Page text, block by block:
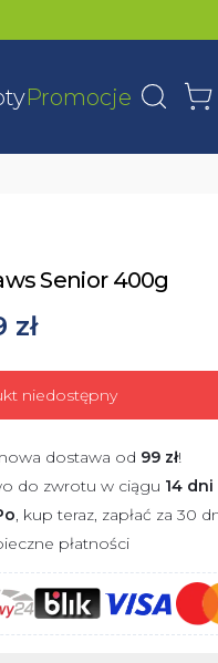
Promocje
Senior 400g
zł
niedostępny
dostawa od 99 zł!
do zwrotu w ciągu 14 dni
, kup teraz, zapłać za 30
płatności